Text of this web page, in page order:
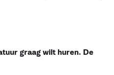
graag wilt huren. De